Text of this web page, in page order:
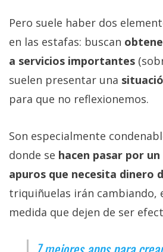
Pero suele haber dos
en las estafas: buscan
a servicios importantes
suelen presentar una
para que no reflexionemos.
Son especialmente
donde se hacen pasar por
apuros que necesita dinero
triquiñuelas irán cambiando,
medida que dejen de ser